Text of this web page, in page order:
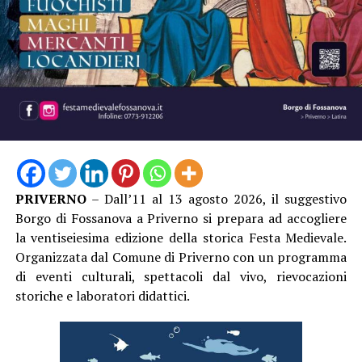
PRIVERNO– Dall’11 al 13 agosto 2026, il suggestivo
Borgo di Fossanova a Priverno si prepara ad accogliere
la ventiseiesima edizione della storica Festa Medievale.
Organizzata dal Comune di Priverno con un programma
di eventi culturali, spettacoli dal vivo, rievocazioni
storiche e laboratori didattici.